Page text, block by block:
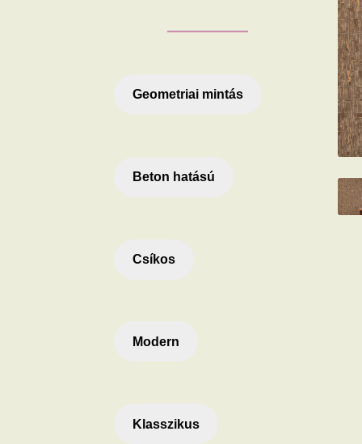
Geometriai mintás
Beton hatású
Csíkos
Modern
Klasszikus